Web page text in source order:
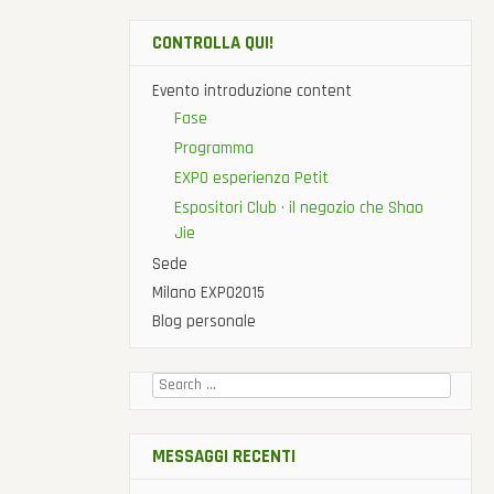
CONTROLLA QUI!
Evento introduzione content
Fase
Programma
EXPO esperienza Petit
Espositori Club · il negozio che Shao
Jie
Sede
Milano EXPO2015
Blog personale
Cercare:
MESSAGGI RECENTI